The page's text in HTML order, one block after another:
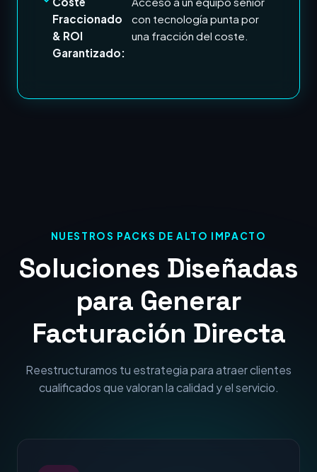
Fraccionado
& ROI
Garantizado:
con tecnología punta por
una fracción del coste.
NUESTROS PACKS DE ALTO IMPACTO
Soluciones Diseñadas
para Generar
Facturación Directa
Reestructuramos tu estrategia para atraer clientes
cualificados que valoran la calidad y el servicio.